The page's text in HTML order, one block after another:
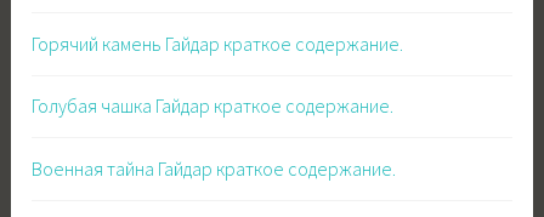
Горячий камень Гайдар краткое содержание.
Голубая чашка Гайдар краткое содержание.
Военная тайна Гайдар краткое содержание.